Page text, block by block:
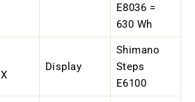
E8036 =
630 Wh
Display
Shimano
Steps
E6100